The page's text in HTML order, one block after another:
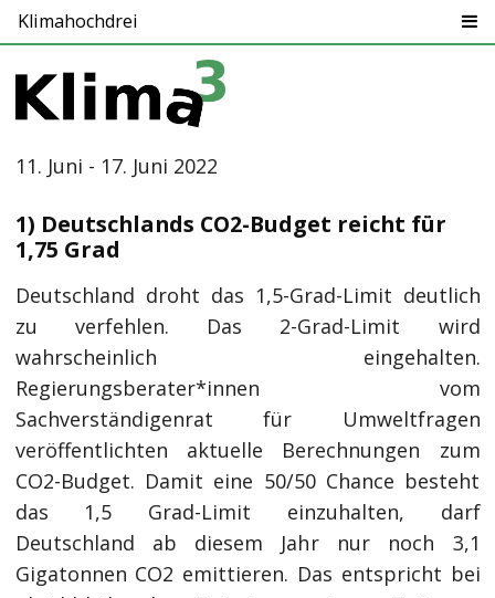
Klimahochdrei
11. Juni - 17. Juni 2022
1) Deutschlands CO2-Budget reicht für
1,75 Grad
Deutschland droht das 1,5-Grad-Limit deutlich
zu verfehlen. Das 2-Grad-Limit wird
wahrscheinlich eingehalten.
Regierungsberater*innen vom
Sachverständigenrat für Umweltfragen
veröffentlichten aktuelle Berechnungen zum
CO2-Budget. Damit eine 50/50 Chance besteht
das 1,5 Grad-Limit einzuhalten, darf
Deutschland ab diesem Jahr nur noch 3,1
Gigatonnen CO2 emittieren. Das entspricht bei